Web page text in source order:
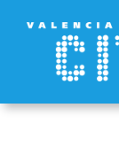
contenido